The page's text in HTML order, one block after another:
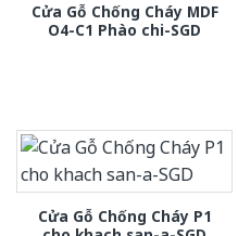
Cửa Gỗ Chống Cháy MDF
O4-C1 Phào chi-SGD
Cửa Gỗ Chống Cháy P1